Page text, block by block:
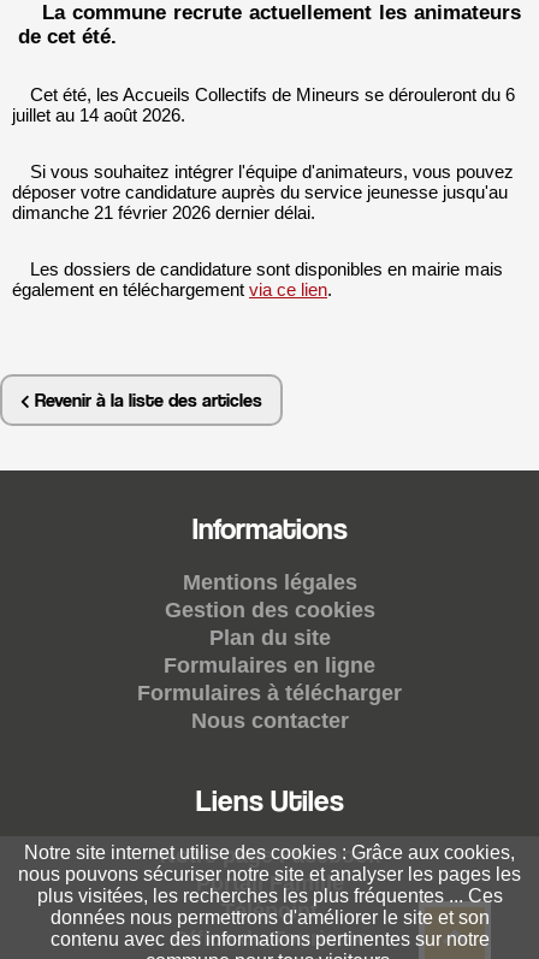
La commune recrute actuellement les animateurs
de cet été.
Cet été, les Accueils Collectifs de Mineurs se dérouleront du 6
juillet au 14 août 2026.
Si vous souhaitez intégrer l'équipe d'animateurs, vous pouvez
déposer votre candidature auprès du service jeunesse jusqu'au
dimanche 21 février 2026 dernier délai.
Les dossiers de candidature sont disponibles en mairie mais
également en téléchargement via ce lien.
Revenir à la liste des articles
Informations
Mentions légales
Gestion des cookies
Plan du site
Formulaires en ligne
Formulaires à télécharger
Nous contacter
Liens Utiles
Notre page Facebook
Portail Famille
Télépoint
Office du Tourisme
Notre site internet utilise des cookies : Grâce aux cookies,
nous pouvons sécuriser notre site et analyser les pages les
plus visitées, les recherches les plus fréquentes ... Ces
données nous permettrons d'améliorer le site et son
contenu avec des informations pertinentes sur notre